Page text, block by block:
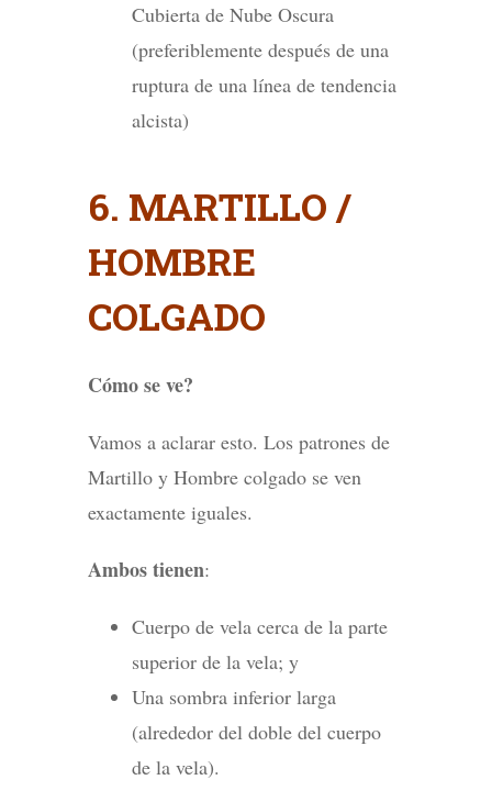
Cubierta de Nube Oscura
(preferiblemente después de una
ruptura de una línea de tendencia
alcista)
6. MARTILLO /
HOMBRE
COLGADO
Cómo se ve?
Vamos a aclarar esto. Los patrones de
Martillo y Hombre colgado se ven
exactamente iguales.
Ambos tienen:
Cuerpo de vela cerca de la parte
superior de la vela; y
Una sombra inferior larga
(alrededor del doble del cuerpo
de la vela).